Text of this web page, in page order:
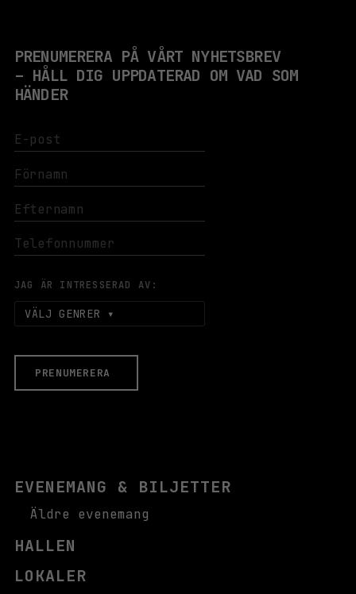
PRENUMERERA PÅ VÅRT NYHETSBREV
– HÅLL DIG UPPDATERAD OM VAD SOM
HÄNDER
JAG ÄR INTRESSERAD AV:
VÄLJ GENRER
PRENUMERERA
EVENEMANG & BILJETTER
Äldre evenemang
HALLEN
LOKALER